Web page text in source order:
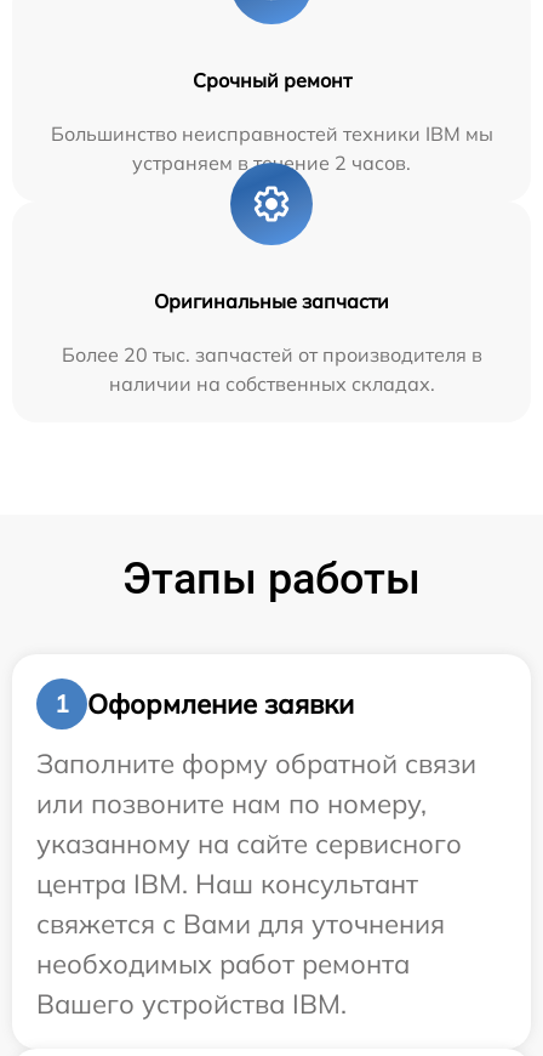
Срочный ремонт
Большинство неисправностей техники IBM мы
устраняем в течение 2 часов.
Оригинальные запчасти
Более 20 тыс. запчастей от производителя в
наличии на собственных складах.
Этапы работы
1
Оформление заявки
Заполните форму обратной связи
или позвоните нам по номеру,
указанному на сайте сервисного
центра IBM. Наш консультант
свяжется с Вами для уточнения
необходимых работ ремонта
Вашего устройства IBM.